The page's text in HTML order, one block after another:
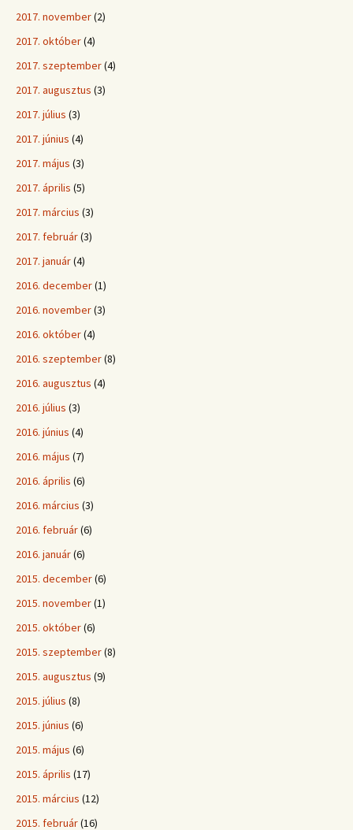
2017. november(2)
2017. október(4)
2017. szeptember(4)
2017. augusztus (3)
2017. július (3)
2017. június (4)
2017. május (3)
2017. április (5)
2017. március (3)
2017. február(3)
2017. január(4)
2016. december(1)
2016. november(3)
2016. október(4)
2016. szeptember(8)
2016. augusztus (4)
2016. július (3)
2016. június (4)
2016. május (7)
2016. április (6)
2016. március (3)
2016. február(6)
2016. január(6)
2015. december(6)
2015. november(1)
2015. október(6)
2015. szeptember(8)
2015. augusztus (9)
2015. július (8)
2015. június (6)
2015. május (6)
2015. április (17)
2015. március (12)
2015. február(16)